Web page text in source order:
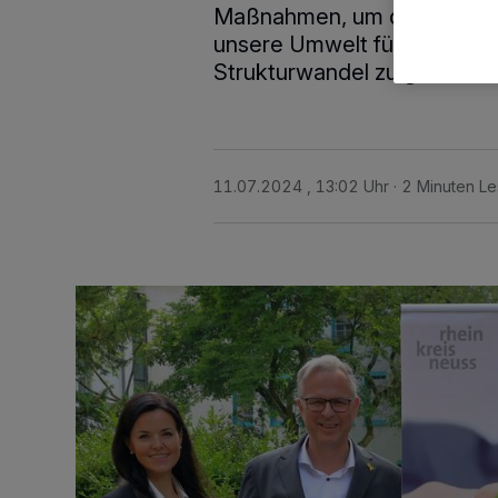
Maßnahmen, um die
unsere Umwelt für
Strukturwandel zu
11.07.2024 , 13:02 Uhr 2 Minuten